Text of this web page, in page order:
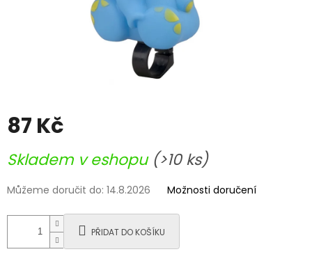
87 Kč
cena:
Skladem v eshopu (>10 ks)
Můžeme doručit do: 14.8.2026 Možnosti doručení
PŘIDAT DO KOŠÍKU